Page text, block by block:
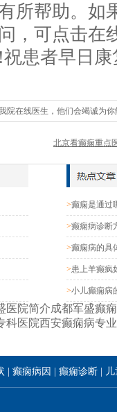
所帮助。如
，可点击在
患者早日
院在线医生，他们会竭诚为你
北京看癫痫重点
>癫痫是通过
>癫痫病诊断
>癫痫病的具
>患上羊癫疯
>小儿癫痫病
医院简介成都军盛癫
科医院西安癫痫病专
|癫痫病因 |癫痫诊断